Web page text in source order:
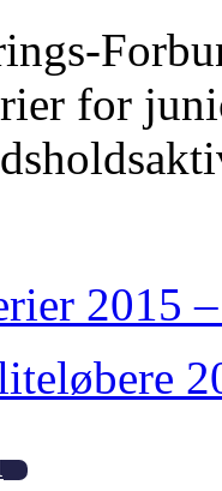
for
2015